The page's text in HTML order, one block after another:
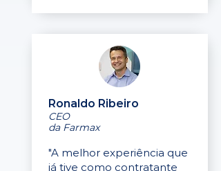
Ronaldo Ribeiro
CEO
da Farmax
"A melhor experiência que
já tive como contratante